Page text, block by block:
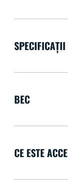
SPECIFICAȚII
BEC
CE ESTE